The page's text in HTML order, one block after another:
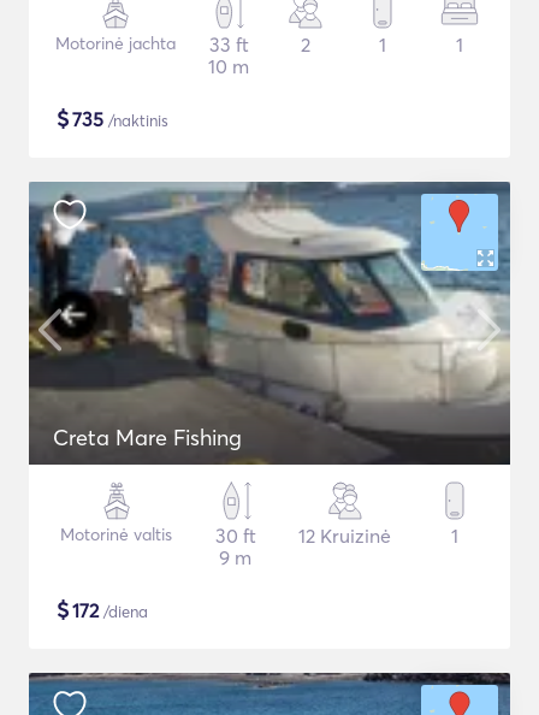
Motorinė jachta
33 ft
10 m
2 1 1
$735 /naktinis
Creta Mare Fishing
Motorinė valtis
30 ft
9 m
12 Kruizinė 1
$172/diena